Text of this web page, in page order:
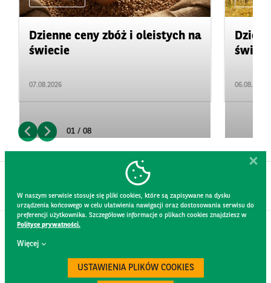
Dzienne ceny zbóż i oleistych na
świecie
07.08.2026 06.08.2026
01 / 08
W naszym serwisie stosuje się pliki cookies, które są zapisywane na dysku
urządzenia końcowego w celu ułatwienia nawigacji oraz dostosowania serwisu do
preferencji użytkownika. Szczegółowe informacje o plikach cookies znajdziesz w
Polityce prywatności.
Więcej
USTAWIENIA PLIKÓW COOKIES
KONTAKT
REGULAMIN STRONY
POLITYKA PRYWATNOŚCI